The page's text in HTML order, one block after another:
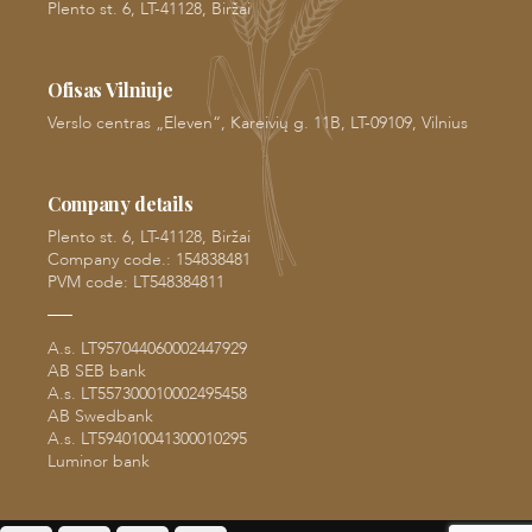
Plento st. 6, LT-41128, Biržai
Ofisas Vilniuje
Verslo centras „Eleven“, Kareivių g. 11B, LT-09109, Vilnius
Company details
Plento st. 6, LT-41128, Biržai
Company code.: 154838481
PVM code: LT548384811
A.s. LT957044060002447929
AB SEB bank
A.s. LT557300010002495458
AB Swedbank
A.s. LT594010041300010295
Luminor bank